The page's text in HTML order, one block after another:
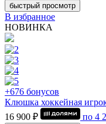
быстрый просмотр
В избранное
НОВИНКА
+676 бонусов
Клюшка хоккейная
16 900 ₽
по 4